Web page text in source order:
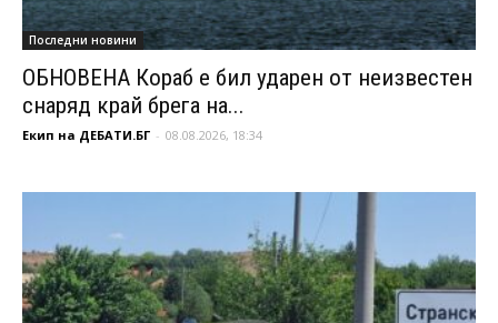
Последни новини
ОБНОВЕНА Кораб е бил ударен от неизвестен
снаряд край брега на...
Екип на ДЕБАТИ.БГ - 08.08.2026, 18:34